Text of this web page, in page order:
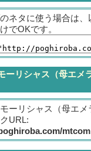
ネタに使う場合は
でOKです。
ーリシャス（母エメ
ーリシャス（母エ
URL: